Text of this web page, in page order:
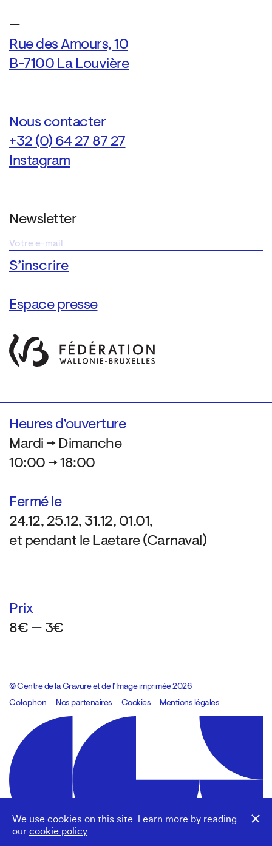
We use cookies on this site. Learn more by reading
our cookie policy.
—
Rue des Amours, 10
B-7100 La Louvière
Nous contacter
+32 (0) 64 27 87 27
Instagram
Newsletter
Espace presse
Heures d’ouverture
Mardi → Dimanche
10:00 → 18:00
Fermé le
24.12, 25.12, 31.12, 01.01,
et pendant le Laetare (Carnaval)
Prix
8€ — 3€
© Centre de la Gravure et de l’Image imprimée 2026
Colophon
Design:Marcel Kaczmarek, code:8080.studio
Nos partenaires Cookies Mentions légales